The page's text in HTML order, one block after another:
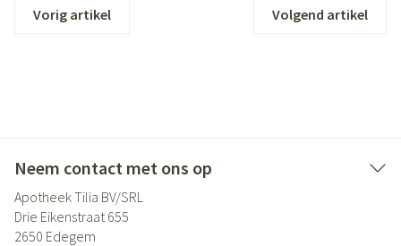
Vorig artikel Volgend artikel
Neem contact met ons op
Apotheek Tilia BV/SRL
Drie Eikenstraat 655
2650 Edegem